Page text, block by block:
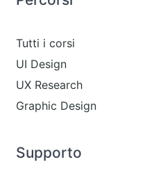
Tutti i corsi
UI Design
UX Research
Graphic Design
Supporto